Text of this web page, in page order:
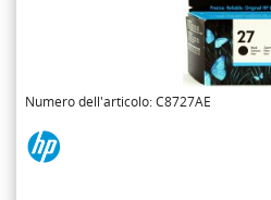
Numero dell'articolo: C8727AE